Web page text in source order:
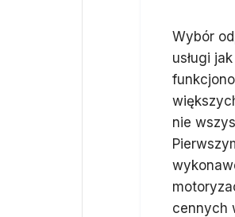
Wybór
usługi
nie
cennych